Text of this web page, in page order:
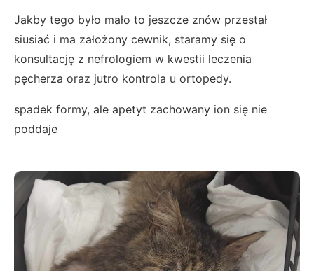
Jakby tego było mało to jeszcze znów przestał
siusiać i ma założony cewnik, staramy się o
konsultację z nefrologiem w kwestii leczenia
pęcherza oraz jutro kontrola u ortopedy.
spadek formy, ale apetyt zachowany ion się nie
poddaje